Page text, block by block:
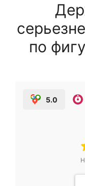
по
5.0